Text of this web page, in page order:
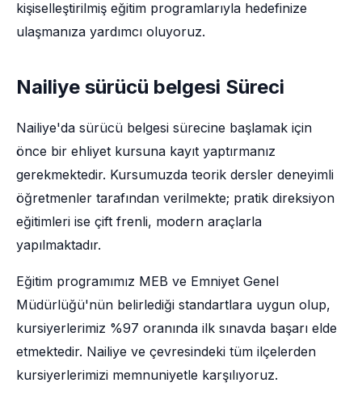
kişiselleştirilmiş eğitim programlarıyla hedefinize
ulaşmanıza yardımcı oluyoruz.
Nailiye sürücü belgesi Süreci
Nailiye'da sürücü belgesi sürecine başlamak için
önce bir ehliyet kursuna kayıt yaptırmanız
gerekmektedir. Kursumuzda teorik dersler deneyimli
öğretmenler tarafından verilmekte; pratik direksiyon
eğitimleri ise çift frenli, modern araçlarla
yapılmaktadır.
Eğitim programımız MEB ve Emniyet Genel
Müdürlüğü'nün belirlediği standartlara uygun olup,
kursiyerlerimiz %97 oranında ilk sınavda başarı elde
etmektedir. Nailiye ve çevresindeki tüm ilçelerden
kursiyerlerimizi memnuniyetle karşılıyoruz.